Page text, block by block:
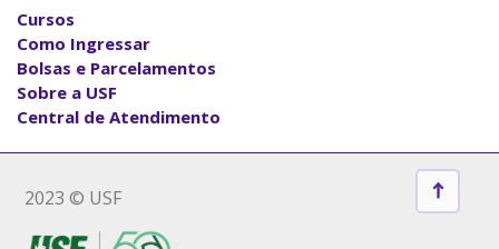
Cursos
Como Ingressar
Bolsas e Parcelamentos
Sobre a USF
Central de Atendimento
2023 © USF